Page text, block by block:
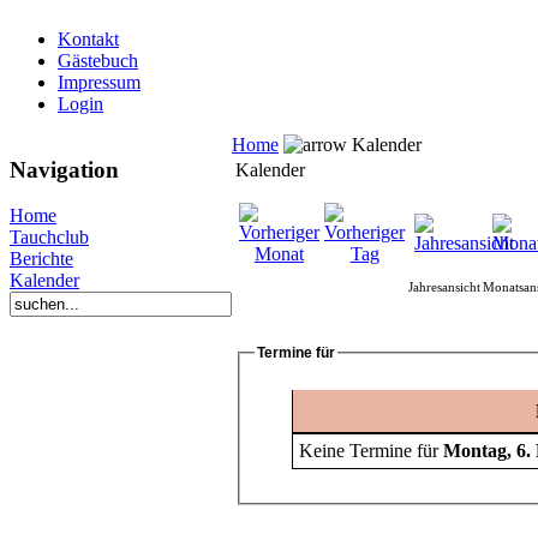
Kontakt
Gästebuch
Impressum
Login
Navigation
Home
Tauchclub
Berichte
Kalender
Home
Kalender
Kalender
Jahresansicht
Termine für
Keine Termine fürMontag, 6.